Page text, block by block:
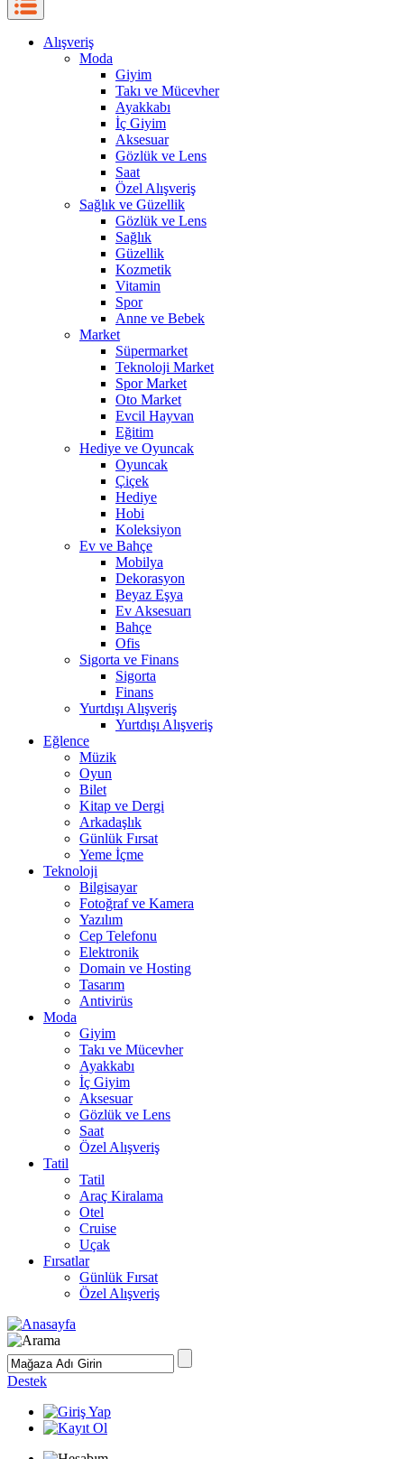
Alışveriş
Moda
Giyim
Takı ve Mücevher
Ayakkabı
İç Giyim
Aksesuar
Gözlük ve Lens
Saat
Özel Alışveriş
Sağlık ve Güzellik
Gözlük ve Lens
Sağlık
Güzellik
Kozmetik
Vitamin
Spor
Anne ve Bebek
Market
Süpermarket
Teknoloji Market
Spor Market
Oto Market
Evcil Hayvan
Eğitim
Hediye ve Oyuncak
Oyuncak
Çiçek
Hediye
Hobi
Koleksiyon
Ev ve Bahçe
Mobilya
Dekorasyon
Beyaz Eşya
Ev Aksesuarı
Bahçe
Ofis
Sigorta ve Finans
Sigorta
Finans
Yurtdışı Alışveriş
Yurtdışı Alışveriş
Eğlence
Müzik
Oyun
Bilet
Kitap ve Dergi
Arkadaşlık
Günlük Fırsat
Yeme İçme
Teknoloji
Bilgisayar
Fotoğraf ve Kamera
Yazılım
Cep Telefonu
Elektronik
Domain ve Hosting
Tasarım
Antivirüs
Moda
Giyim
Takı ve Mücevher
Ayakkabı
İç Giyim
Aksesuar
Gözlük ve Lens
Saat
Özel Alışveriş
Tatil
Tatil
Araç Kiralama
Otel
Cruise
Uçak
Fırsatlar
Günlük Fırsat
Özel Alışveriş
Destek